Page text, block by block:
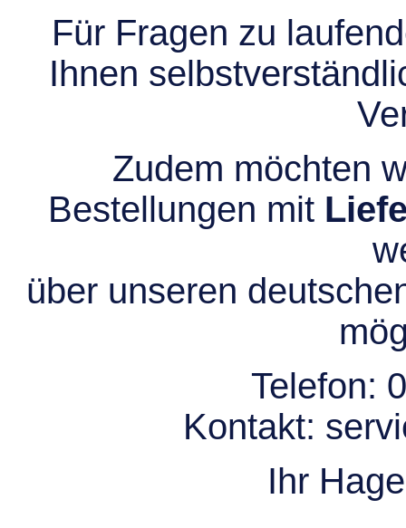
Für Fragen zu
Ihnen
Zudem möchten
Bestellungen mit
über unseren
Telefon:
Kontakt:
Ihr